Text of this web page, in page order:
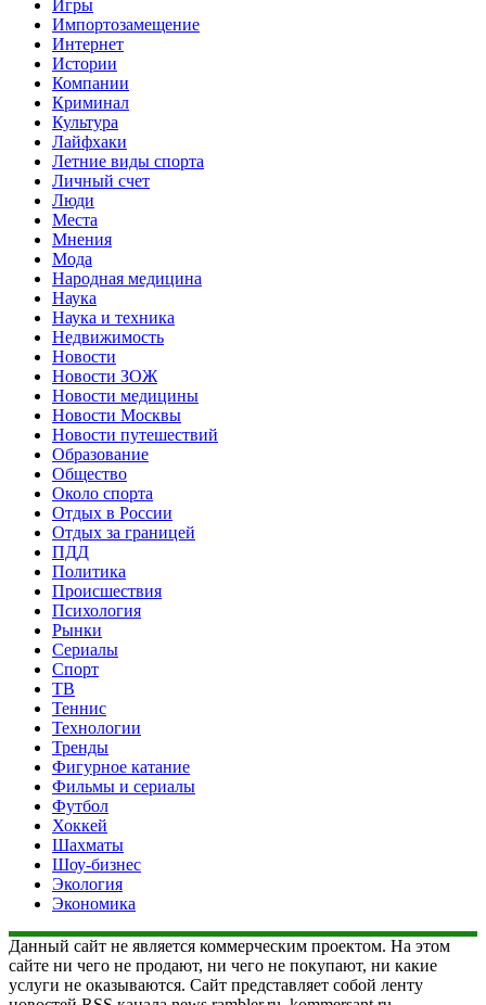
Игры
Импортозамещение
Интернет
Истории
Компании
Криминал
Культура
Лайфхаки
Летние виды спорта
Личный счет
Люди
Места
Мнения
Мода
Народная медицина
Наука
Наука и техника
Недвижимость
Новости
Новости ЗОЖ
Новости медицины
Новости Москвы
Новости путешествий
Образование
Общество
Около спорта
Отдых в России
Отдых за границей
ПДД
Политика
Происшествия
Психология
Рынки
Сериалы
Спорт
ТВ
Теннис
Технологии
Тренды
Фигурное катание
Фильмы и сериалы
Футбол
Хоккей
Шахматы
Шоу-бизнес
Экология
Экономика
Данный сайт не является коммерческим проектом. На этом
сайте ни чего не продают, ни чего не покупают, ни какие
услуги не оказываются. Сайт представляет собой ленту